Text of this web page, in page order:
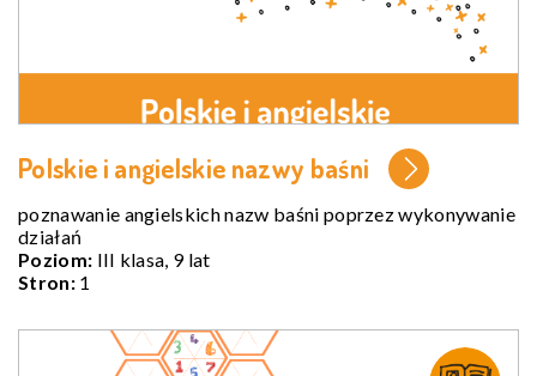
Polskie i angielskie nazwy baśni
poznawanie angielskich nazw baśni poprzez wykonywanie
działań
Poziom: III klasa, 9 lat
Stron:1